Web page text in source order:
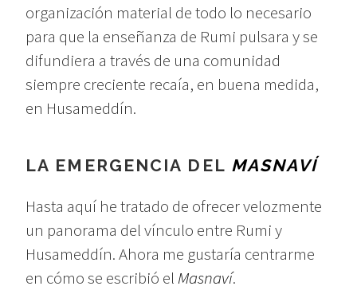
organización material de todo lo necesario
para que la enseñanza de Rumi pulsara y se
difundiera a través de una comunidad
siempre creciente recaía, en buena medida,
en Husameddín.
LA EMERGENCIA DEL MASNAVÍ
Hasta aquí he tratado de ofrecer velozmente
un panorama del vínculo entre Rumi y
Husameddín. Ahora me gustaría centrarme
en cómo se escribió el Masnaví.